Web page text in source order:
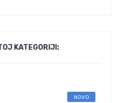
KATEGORIJI:
NOVO